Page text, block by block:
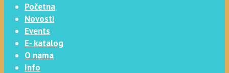
Početna
Novosti
Events
E- katalog
O nama
Info